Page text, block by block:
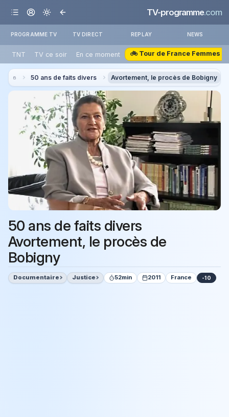
TV-programme.com
PROGRAMME TV TV DIRECT REPLAY NEWS
TNT TV ce soir En ce moment 🚲 Tour de France Femmes
50 ans de faits divers Avortement, le procès de Bobigny
50 ans de faits divers
Avortement, le procès de
Bobigny
Documentaire Justice 52min 2011 France -10